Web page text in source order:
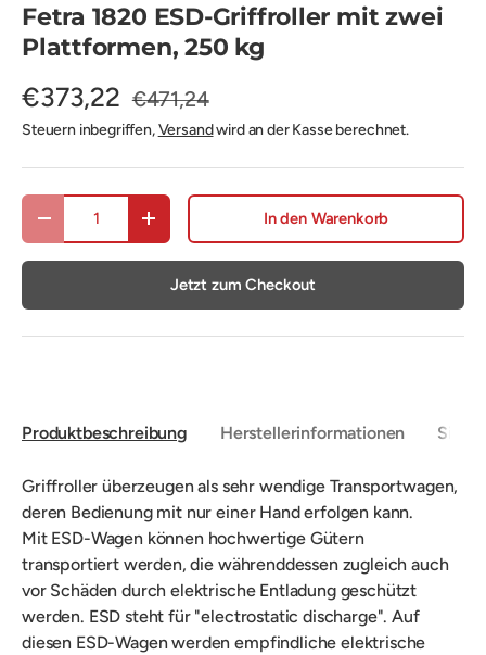
Fetra 1820 ESD-Griffroller mit zwei
Plattformen, 250 kg
€373,22 €471,24
Steuern inbegriffen,Versandwird an der Kasse berechnet.
Anzahl
Menge verringernMenge erhöhen In den Warenkorb
Jetzt zum Checkout
Produktbeschreibung Herstellerinformationen
Griffroller überzeugen als sehr wendige Transportwagen,
deren Bedienung mit nur einer Hand erfolgen kann.
Mit ESD-Wagen können hochwertige Gütern
transportiert werden, die währenddessen zugleich auch
vor Schäden durch elektrische Entladung geschützt
werden. ESD steht für "electrostatic discharge". Auf
diesen ESD-Wagen werden empfindliche elektrische